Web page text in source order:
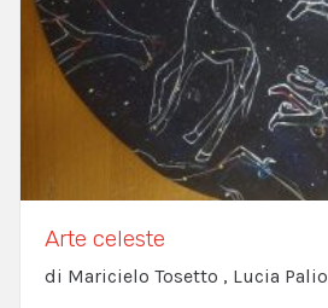
Arte celeste
di Maricielo Tosetto , Lucia Palio